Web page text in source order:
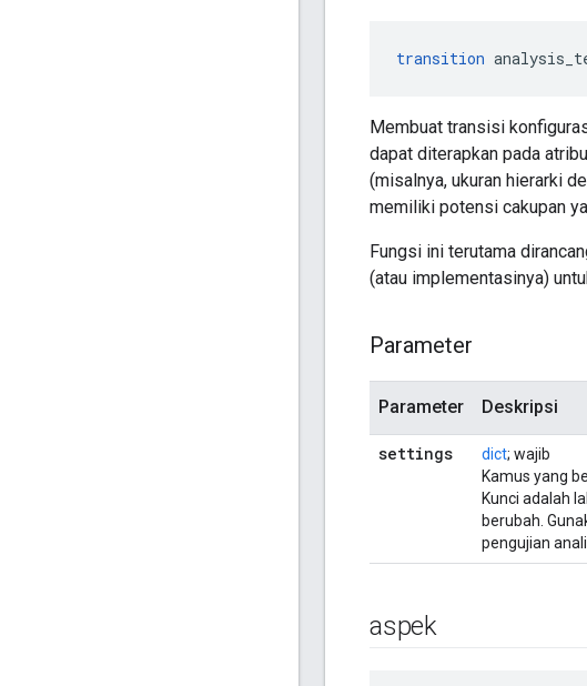
transition
Membuat transisi
dapat diterapkan pada
(misalnya, ukuran hierarki
memiliki potensi cakupan
Fungsi ini terutama
(atau implementasinya)
Parameter
Parameter Deskripsi
settings dict; wajib
Kamus yang
Kunci adalah
berubah.
pengujian
aspek